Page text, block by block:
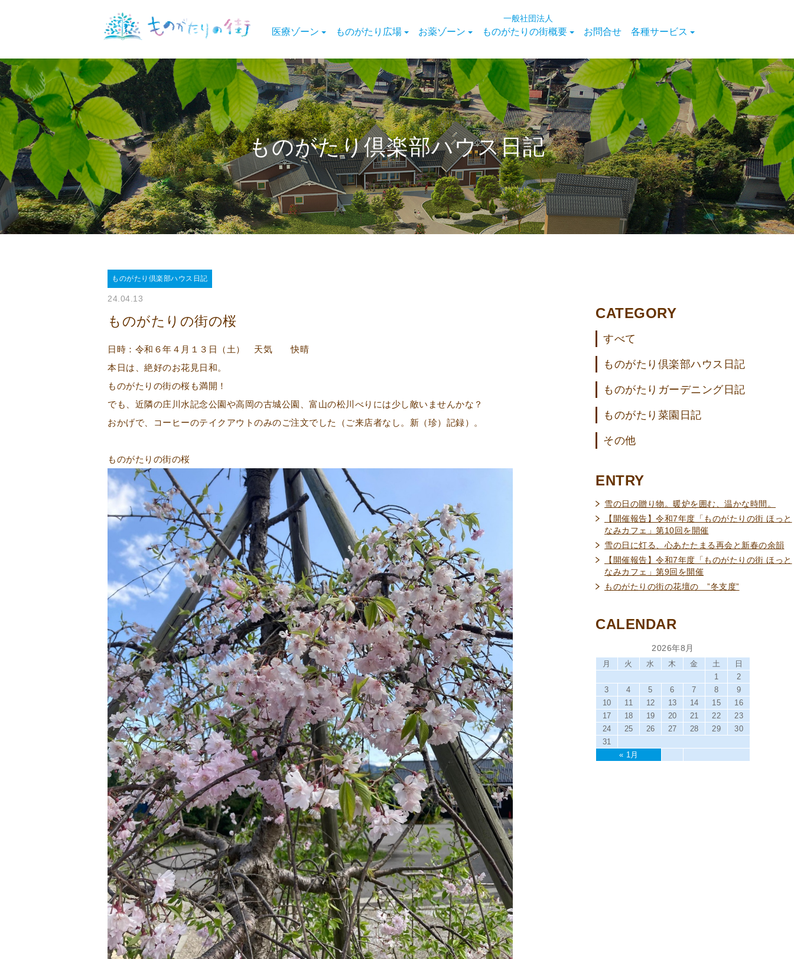
医療ゾーン ものがたり広場 お薬ゾーン
一般社団法人
ものがたりの街概要 お問合せ 各種サービス
ものがたり倶楽部ハウス日記
ものがたり倶楽部ハウス日記
24.04.13
ものがたりの街の桜
日時：令和６年４月１３日（土） 天気 快晴
本日は、絶好のお花見日和。
ものがたりの街の桜も満開！
でも、近隣の庄川水記念公園や高岡の古城公園、富山の松川べりには少し敵いませんかな？
おかげで、コーヒーのテイクアウトのみのご注文でした（ご来店者なし。新（珍）記録）。
ものがたりの街の桜
CATEGORY
すべて
ものがたり倶楽部ハウス日記
ものがたりガーデニング日記
ものがたり菜園日記
その他
ENTRY
雪の日の贈り物。暖炉を囲む、温かな時間。
【開催報告】令和7年度「ものがたりの街 ほっと
なみカフェ」第10回を開催
雪の日に灯る、心あたたまる再会と新春の余韻
【開催報告】令和7年度「ものがたりの街 ほっと
なみカフェ」第9回を開催
ものがたりの街の花壇の ”冬支度”
CALENDAR
2026年8月
月 火 水 木 金 土 日
« 1月
1
2
3
4 5 6 7 8
9
10
11 12 13 14 15
16
17
18 19 20 21 22
23
24
25 26 27 28 29
30
31